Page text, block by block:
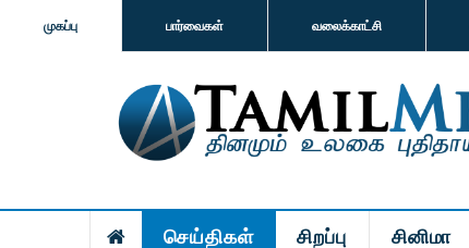
முகப்பு பார்வைகள் வலைக்காட்சி
செய்திகள் சிறப்பு சினிமா